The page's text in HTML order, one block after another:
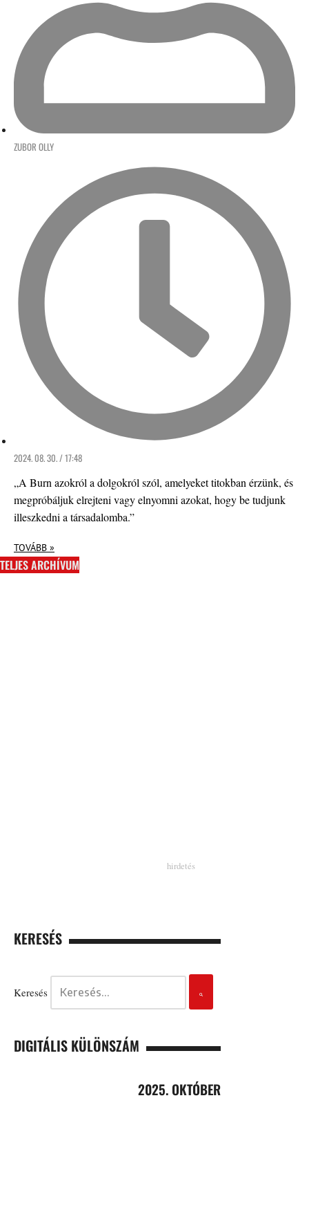
ZUBOR OLLY
2024. 08. 30. / 17:48
„A Burn azokról a dolgokról szól, amelyeket titokban érzünk, és
megpróbáljuk elrejteni vagy elnyomni azokat, hogy be tudjunk
illeszkedni a társadalomba.”
TOVÁBB »
TELJES ARCHÍVUM
KERESÉS
Keresés
DIGITÁLIS KÜLÖNSZÁM
2025. OKTÓBER